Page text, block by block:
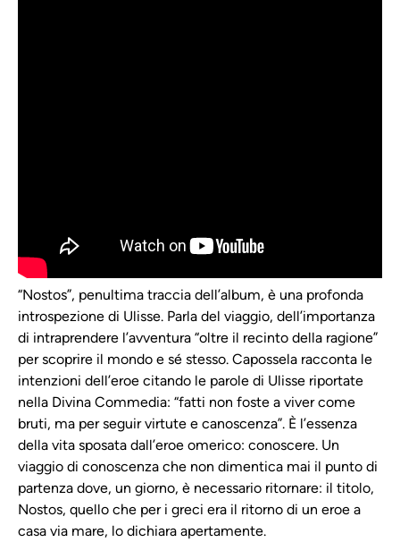
“Nostos”, penultima traccia dell’album, è una profonda
introspezione di Ulisse. Parla del viaggio, dell’importanza
di intraprendere l’avventura “oltre il recinto della ragione”
per scoprire il mondo e sé stesso. Capossela racconta le
intenzioni dell’eroe citando le parole di Ulisse riportate
nella Divina Commedia: “fatti non foste a viver come
bruti, ma per seguir virtute e canoscenza”. È l’essenza
della vita sposata dall’eroe omerico: conoscere. Un
viaggio di conoscenza che non dimentica mai il punto di
partenza dove, un giorno, è necessario ritornare: il titolo,
Nostos, quello che per i greci era il ritorno di un eroe a
casa via mare, lo dichiara apertamente.